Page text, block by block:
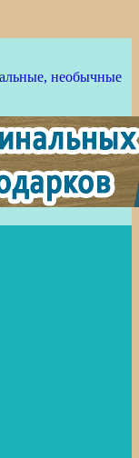
необычные